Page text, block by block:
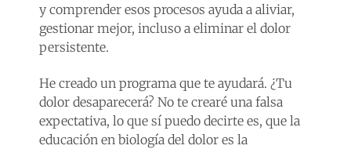
y comprender esos procesos ayuda a aliviar,
gestionar mejor, incluso a eliminar el dolor
persistente.
He creado un programa que te ayudará. ¿Tu
dolor desaparecerá? No te crearé una falsa
expectativa, lo que sí puedo decirte es, que la
educación en biología del dolor es la